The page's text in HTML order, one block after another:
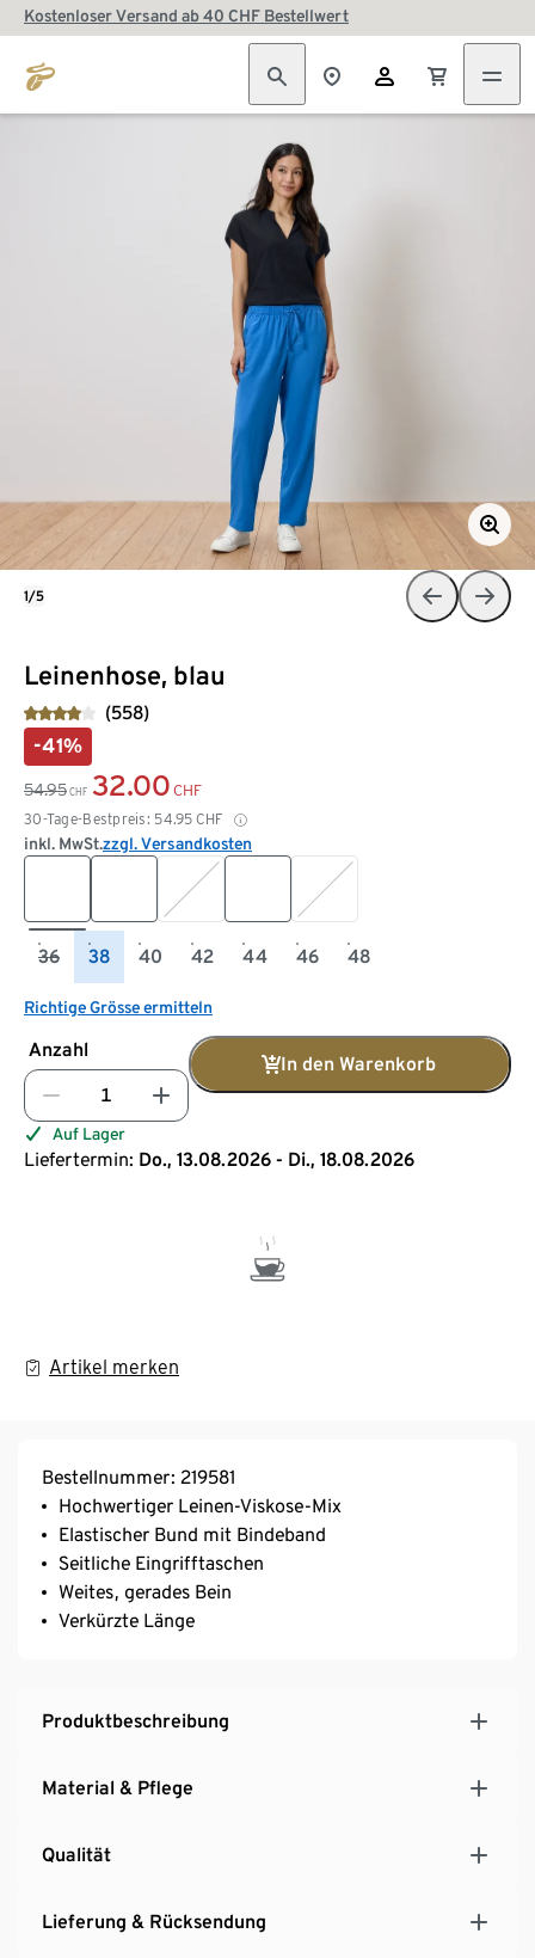
Kostenloser Versand ab 40 CHF Bestellwert
Leinenhose, blau
(558)
-41%
54.95 CHF 32.00 CHF
30-Tage-Bestpreis: 54.95 CHF
inkl. MwSt.zzgl. Versandkosten
36 38 40 42 44 46 48
Richtige Grösse ermitteln
Anzahl
In den Warenkorb
Auf Lager
Liefertermin: Do., 13.08.2026 - Di., 18.08.2026
Artikel merken
1/5
Bestellnummer: 219581
Hochwertiger Leinen-Viskose-Mix
Elastischer Bund mit Bindeband
Seitliche Eingrifftaschen
Weites, gerades Bein
Verkürzte Länge
Produktbeschreibung
Material & Pflege
Qualität
Lieferung & Rücksendung